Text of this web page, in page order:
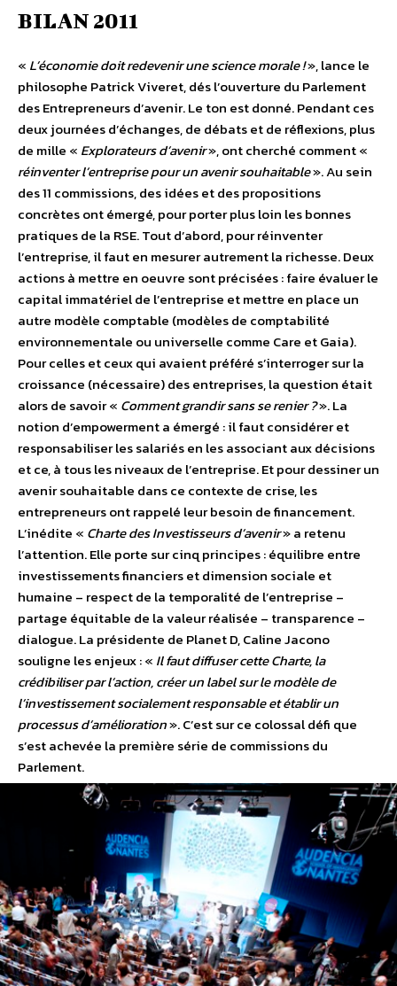
BILAN 2011
« L’économie doit redevenir une science morale !», lance le
philosophe Patrick Viveret, dés l’ouverture du Parlement
des Entrepreneurs d’avenir. Le ton est donné. Pendant ces
deux journées d’échanges, de débats et de réflexions, plus
de mille « Explorateurs d’avenir», ont cherché comment «
réinventer l’entreprise pour un avenir souhaitable». Au sein
des 11 commissions, des idées et des propositions
concrètes ont émergé, pour porter plus loin les bonnes
pratiques de la RSE. Tout d’abord, pour réinventer
l’entreprise, il faut en mesurer autrement la richesse. Deux
actions à mettre en oeuvre sont précisées : faire évaluer le
capital immatériel de l’entreprise et mettre en place un
autre modèle comptable (modèles de comptabilité
environnementale ou universelle comme Care et Gaia).
Pour celles et ceux qui avaient préféré s’interroger sur la
croissance (nécessaire) des entreprises, la question était
alors de savoir « Comment grandir sans se renier ?». La
notion d’empowerment a émergé : il faut considérer et
responsabiliser les salariés en les associant aux décisions
et ce, à tous les niveaux de l’entreprise. Et pour dessiner un
avenir souhaitable dans ce contexte de crise, les
entrepreneurs ont rappelé leur besoin de financement.
L’inédite « Charte des Investisseurs d’avenir» a retenu
l’attention. Elle porte sur cinq principes : équilibre entre
investissements financiers et dimension sociale et
humaine – respect de la temporalité de l’entreprise –
partage équitable de la valeur réalisée – transparence –
dialogue. La présidente de Planet D, Caline Jacono
souligne les enjeux : « Il faut diffuser cette Charte, la
crédibiliser par l’action, créer un label sur le modèle de
l’investissement socialement responsable et établir un
processus d’amélioration». C’est sur ce colossal défi que
s’est achevée la première série de commissions du
Parlement.